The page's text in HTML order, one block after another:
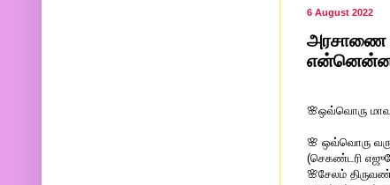
6 August 2022
அரசாணை
என்னென்ன-
🌸ஒவ்வொரு
🌸 ஒவ்வொரு
(செகண்டரி
🌸சேலம்